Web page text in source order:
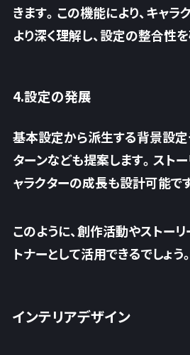
きます。この機能により、キャ
より深く理解し、設定の整合性を
4.設定の発展
基本設定から派生する背景設
ターンなども提案します。スト
ャラクターの成長も設計可能で
このように、創作活動やストー
トナーとして活用できるでしょう。
インテリアデザイン